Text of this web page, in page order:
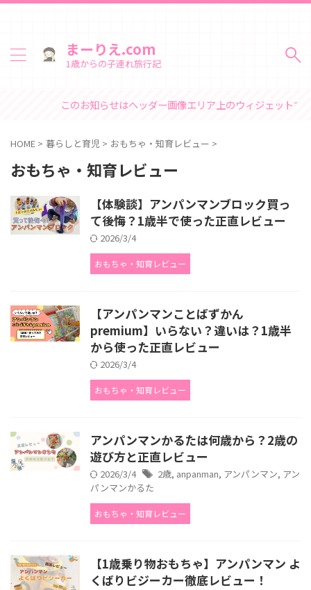
まーりえ.com
1歳からの子連れ旅行記
このお知らせはヘッダー画像エリア上のウィジェットで変
HOME > 暮らしと育児 > おもちゃ・知育レビュー >
おもちゃ・知育レビュー
【体験談】アンパンマンブロック買っ
て後悔？1歳半で使った正直レビュー
2026/3/4
おもちゃ・知育レビュー
【アンパンマンことばずかん
premium】いらない？違いは？1歳半
から使った正直レビュー
2026/3/4
おもちゃ・知育レビュー
アンパンマンかるたは何歳から？2歳の
遊び方と正直レビュー
2026/3/4 2歳, anpanman, アンパンマン, アン
パンマンかるた
おもちゃ・知育レビュー
【1歳乗り物おもちゃ】アンパンマン よ
くばりビジーカー徹底レビュー！